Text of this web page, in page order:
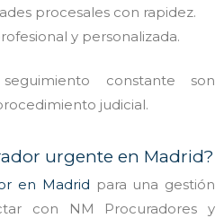
procesales con rapidez.
y personalizada.
constante son
judicial.
urgente en Madrid?
en Madrid para una gestión
con NM Procuradores y